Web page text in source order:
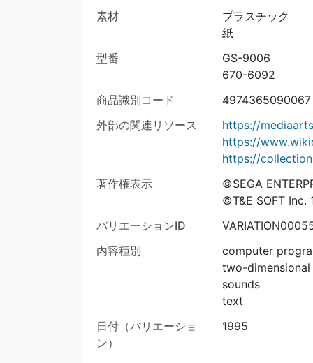
素材
プラスチック
紙
型番
GS-9006
670-6092
商品識別コード
4974365090067
外部の関連リソース
https://
https://
https://
著作権表示
©SEGA
©T&E SOFT Inc.
バリエーションID
内容種別
computer
two-
sounds
text
日付（バリエーショ
ン）
1995